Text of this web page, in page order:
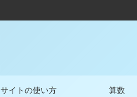
サイトの使い方 算数